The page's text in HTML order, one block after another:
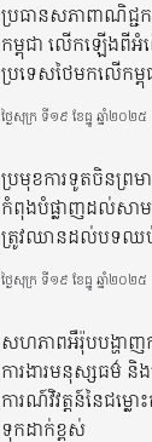
ប្រធានសភាពាណិជ្ជក
កម្ពុជា លើកឡើងពីអំ
ប្រទេសថៃមកលើកម្ពុ
ថ្ងៃសុក្រ ទី១៩ ខែធ្នូ ឆ្នាំ២០២៥
ប្រមុខការទូតចិនព្រមា
កំពុងបំផ្លាញដល់សាម
ត្រូវឈានដល់បទឈប់
ថ្ងៃសុក្រ ទី១៩ ខែធ្នូ ឆ្នាំ២០២៥
សហភាពអឺរ៉ុបបង្ហាញក
ការងារមនុស្សធម៌ និ
ការណ៍វិវត្តន៍នៃជម្ល
ទុកដាក់ខ្ពស់